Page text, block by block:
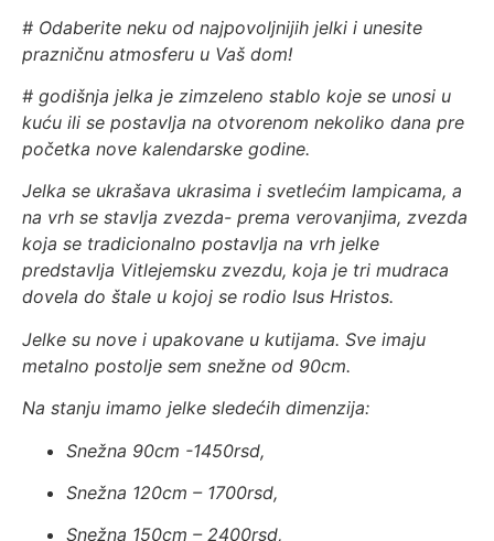
# Odaberite neku od najpovoljnijih jelki i unesite
prazničnu atmosferu u Vaš dom!
# godišnja jelka je zimzeleno stablo koje se unosi u
kuću ili se postavlja na otvorenom nekoliko dana pre
početka nove kalendarske godine.
Jelka se ukrašava ukrasima i svetlećim lampicama, a
na vrh se stavlja zvezda- prema verovanjima, zvezda
koja se tradicionalno postavlja na vrh jelke
predstavlja Vitlejemsku zvezdu, koja je tri mudraca
dovela do štale u kojoj se rodio Isus Hristos.
Jelke su nove i upakovane u kutijama. Sve imaju
metalno postolje sem snežne od 90cm.
Na stanju imamo jelke sledećih dimenzija:
Snežna 90cm -1450rsd,
Snežna 120cm – 1700rsd,
Snežna 150cm – 2400rsd,